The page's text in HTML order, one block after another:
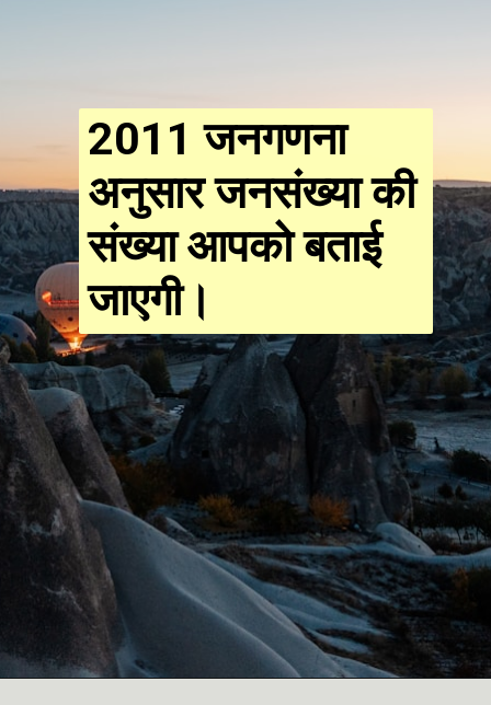
2011 जनगणना
अनुसार जनसंख्या की
संख्याआपको बताई
जाएगी।